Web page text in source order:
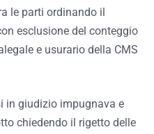
le parti ordinando il
esclusione del conteggio
e usurario della CMS
in giudizio impugnava e
chiedendo il rigetto delle